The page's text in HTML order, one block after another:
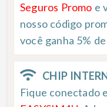
Seguros Promo e
nosso código
você ganha 5%
CHIP
Fique conectado